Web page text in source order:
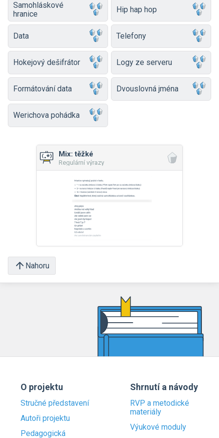
Samohláskové
hranice
Hip hap hop
Data Telefony
Hokejový dešifrátor Logy ze serveru
Formátování data Dvouslovná jména
Werichova pohádka
Mix: těžké
Regulární výrazy
Nahoru
O projektu
Stručné představení
Autoři projektu
Pedagogická
Shrnutí a návody
RVP a metodické
materiály
Výukové moduly